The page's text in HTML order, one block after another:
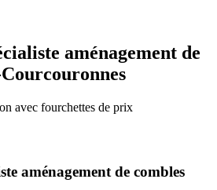
aménagement de
avec fourchettes de prix
aménagement de combles